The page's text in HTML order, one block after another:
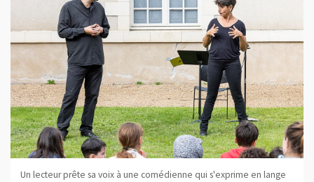
Un lecteur prête sa voix à une comédienne qui s'exprime en lange